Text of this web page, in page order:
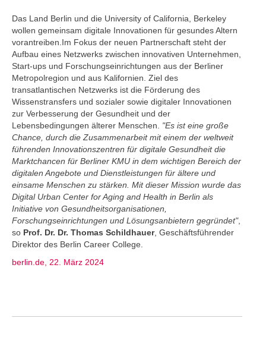
Das Land Berlin und die University of California, Berkeley
wollen gemeinsam digitale Innovationen für gesundes Altern
vorantreiben.Im Fokus der neuen Partnerschaft steht der
Aufbau eines Netzwerks zwischen innovativen Unternehmen,
Start-ups und Forschungseinrichtungen aus der Berliner
Metropolregion und aus Kalifornien. Ziel des
transatlantischen Netzwerks ist die Förderung des
Wissenstransfers und sozialer sowie digitaler Innovationen
zur Verbesserung der Gesundheit und der
Lebensbedingungen älterer Menschen. "Es ist eine große
Chance, durch die Zusammenarbeit mit einem der weltweit
führenden Innovationszentren für digitale Gesundheit die
Marktchancen für Berliner KMU in dem wichtigen Bereich der
digitalen Angebote und Dienstleistungen für ältere und
einsame Menschen zu stärken. Mit dieser Mission wurde das
Digital Urban Center for Aging and Health in Berlin als
Initiative von Gesundheitsorganisationen,
Forschungseinrichtungen und Lösungsanbietern gegründet",
so Prof. Dr. Dr. Thomas Schildhauer, Geschäftsführender
Direktor des Berlin Career College.
berlin.de, 22. März 2024